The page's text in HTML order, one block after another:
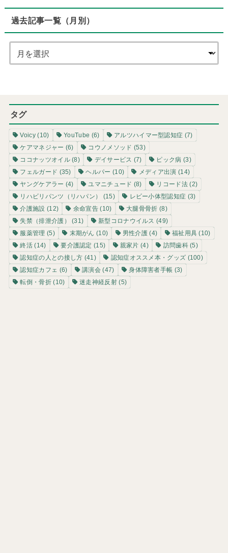
過去記事一覧（月別）
タグ
Voicy(10) YouTube (6) アルツハイマー型認知症 (7)
ケアマネジャー (6) コウノメソッド (53)
ココナッツオイル(8) デイサービス (7) ピック病 (3)
フェルガード (35) ヘルパー (10) メディア出演 (14)
ヤングケアラー (4) ユマニチュード (8) リコード法(2)
リハビリパンツ（リハパン）
(15) レビー小体型認知症 (3)
介護施設 (12) 余命宣告 (10) 大腿骨骨折 (8)
失禁（排泄介護）
(31) 新型コロナウイルス (49)
服薬管理 (5) 末期がん (10) 男性介護 (4) 福祉用具 (10)
終活 (14) 要介護認定 (15) 親家片 (4) 訪問歯科(5)
認知症の人との接し方 (41) 認知症オススメ本・グッズ (100)
認知症カフェ (6) 講演会 (47) 身体障害者手帳 (3)
転倒・骨折(10) 迷走神経反射(5)